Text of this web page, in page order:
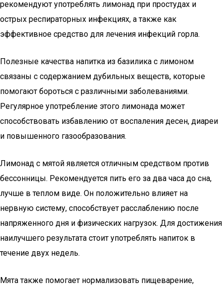
рекомендуют употреблять лимонад при простудах и
острых респираторных инфекциях, а также как
эффективное средство для лечения инфекций горла.
Полезные качества напитка из базилика с лимоном
связаны с содержанием дубильных веществ, которые
помогают бороться с различными заболеваниями.
Регулярное употребление этого лимонада может
способствовать избавлению от воспаления десен, диареи
и повышенного газообразования.
Лимонад с мятой является отличным средством против
бессонницы. Рекомендуется пить его за два часа до сна,
лучше в теплом виде. Он положительно влияет на
нервную систему, способствует расслаблению после
напряженного дня и физических нагрузок. Для достижения
наилучшего результата стоит употреблять напиток в
течение двух недель.
Мята также помогает нормализовать пищеварение,